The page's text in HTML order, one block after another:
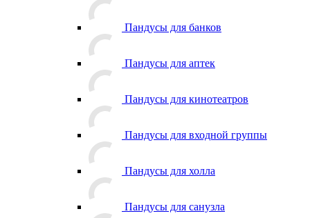
Пандусы для банков
Пандусы для аптек
Пандусы для кинотеатров
Пандусы для входной группы
Пандусы для холла
Пандусы для санузла